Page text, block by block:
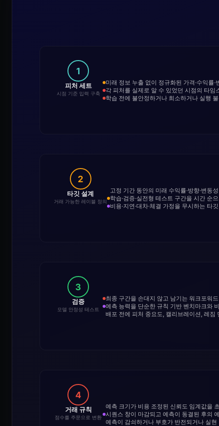
1
피처 세트
시점 기준 입력 구축
미래 정보 누출 없이 정규화된 가격·수익률
각 피처를 실제로 알 수 있었던 시점의 타임
학습 전에 불안정하거나 희소하거나 실행
2
타깃 설계
거래 가능한 레이블 정의
고정 기간 동안의 미래 수익률·방향·변동
학습·검증·실전형 테스트 구간을 시간 순
비용·지연·대차·체결 가정을 무시하는 타
3
검증
모델 안정성 테스트
최종 구간을 손대지 않고 남기는 워크포워
예측 능력을 단순한 규칙 기반 벤치마크와
배포 전에 피처 중요도, 캘리브레이션, 레짐
4
거래 규칙
점수를 주문으로 변환
예측 크기가 비용 조정된 신뢰도 임계값을
시퀀스 창이 마감되고 예측이 동결된 후의
예측이 감쇠하거나 부호가 반전되거나 실